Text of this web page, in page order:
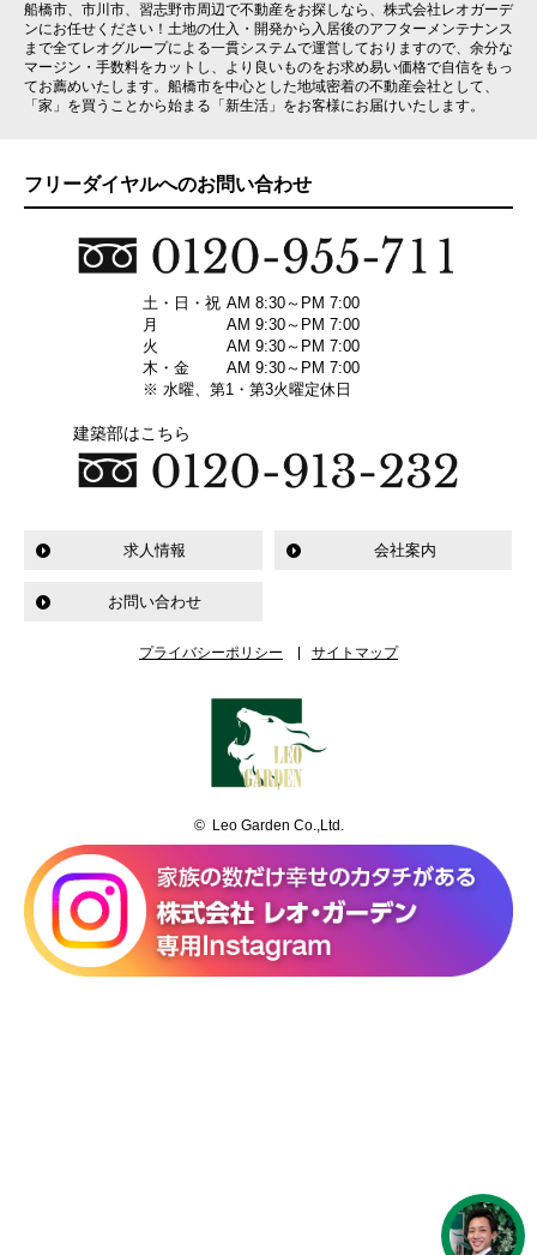
船橋市、市川市、習志野市周辺で不動産をお探しなら、株式会社レオガーデ
ンにお任せください！土地の仕入・開発から入居後のアフターメンテナンス
まで全てレオグループによる一貫システムで運営しておりますので、余分な
マージン・手数料をカットし、より良いものをお求め易い価格で自信をもっ
てお薦めいたします。船橋市を中心とした地域密着の不動産会社として、
「家」を買うことから始まる「新生活」をお客様にお届けいたします。
フリーダイヤルへのお問い合わせ
土・日・祝 AM 8:30～PM 7:00
月
AM 9:30～PM 7:00
火
AM 9:30～PM 7:00
木・金
AM 9:30～PM 7:00
※ 水曜、第1・第3火曜定休日
建築部はこちら
求人情報 会社案内
お問い合わせ
プライバシーポリシー サイトマップ
© Leo Garden Co.,Ltd.